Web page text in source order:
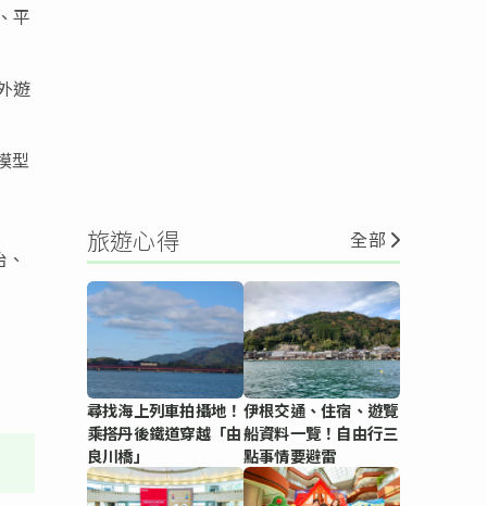
平
遊
型
旅遊心得 全部
尋找海上列車拍攝地！
乘搭丹後鐵道穿越「由
良川橋」
伊根交通、住宿、遊覽
船資料一覽！自由行三
點事情要避雷